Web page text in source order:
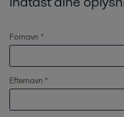
Fornavn *
Efternavn *